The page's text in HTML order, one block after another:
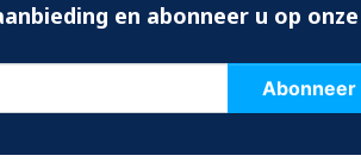
en abonneer u op onze
Abonneer